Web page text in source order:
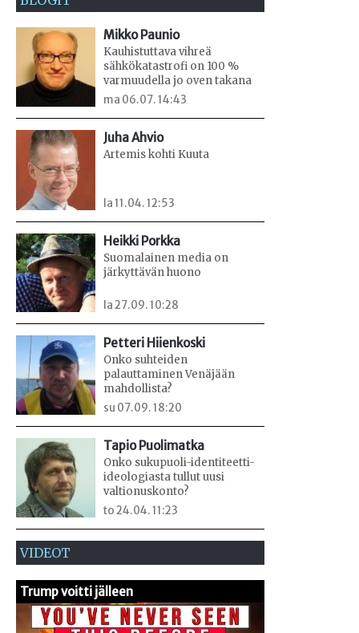
Mikko Paunio
Kauhistuttava vihreä
sähkökatastrofi on 100 %
varmuudella jo oven takana
ma 06.07. 14:43
Juha Ahvio
Artemis kohti Kuuta
la 11.04. 12:53
Heikki Porkka
Suomalainen media on
järkyttävän huono
la 27.09. 10:28
Petteri Hiienkoski
Onko suhteiden
palauttaminen Venäjään
mahdollista?
su 07.09. 18:20
Tapio Puolimatka
Onko sukupuoli-identiteetti-
ideologiasta tullut uusi
valtionuskonto?
to 24.04. 11:23
VIDEOT
Trump voitti jälleen